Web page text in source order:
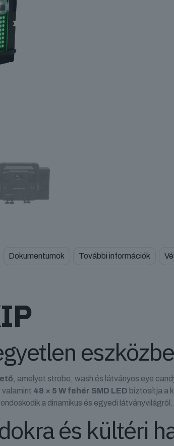
Dokumentumok További információk
, amelyet strobe, wash és látványos eye
valamint 48 × 5 W fehér SMD LED biztosítja a
a dinamikus és egyedi látványvilágról.
és kültéri